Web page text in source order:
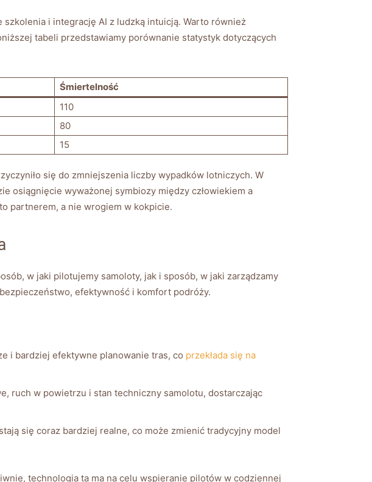
i integrację AI z ludzką intuicją.‍ Warto również
tabeli przedstawiamy porównanie ‌statystyk dotyczących
Śmiertelność
110
80
15
się ​do zmniejszenia liczby wypadków lotniczych. W
osiągnięcie wyważonej symbiozy między człowiekiem ‍a
partnerem, a nie wrogiem w kokpicie.
w ‍jaki pilotujemy samoloty, jak i sposób, w jaki zarządzamy
efektywność i komfort podróży.
i bardziej efektywne planowanie tras, co‍ przekłada się na
ruch w powietrzu i stan techniczny samolotu, dostarczając
się coraz bardziej realne, co może zmienić tradycyjny model
technologia ta ma na‌ celu⁣ wspieranie pilotów w codziennej